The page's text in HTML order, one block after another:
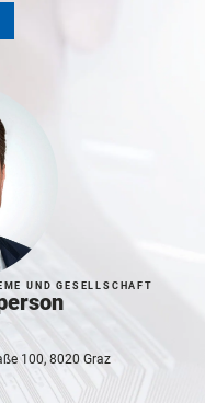
UND GESELLSCHAFT
100, 8020 Graz